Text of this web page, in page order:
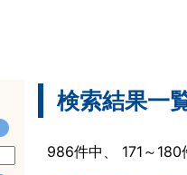
検索結果一
986件中、 171～